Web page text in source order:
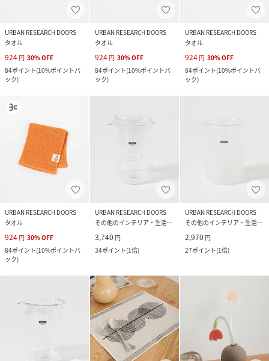
URBAN RESEARCH DOORS
タオル
924 円 30%OFF
84ポイント(10%ポイントバ
ック)
URBAN RESEARCH DOORS
タオル
924 円 30%OFF
84ポイント(10%ポイントバ
ック)
URBAN RESEARCH DOORS
タオル
924 円 30%OFF
84ポイント(10%ポイントバ
ック)
URBAN RESEARCH DOORS
タオル
924 円 30%OFF
84ポイント(10%ポイントバ
ック)
URBAN RESEARCH DOORS
その他のインテリア・生活雑貨
3,740 円
34ポイント(1倍)
URBAN RESEARCH DOORS
その他のインテリア・生活雑貨
2,970 円
27ポイント(1倍)